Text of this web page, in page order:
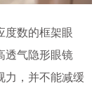
数的框架眼
透气隐形眼镜
力，并不能减缓